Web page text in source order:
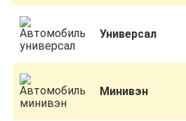
Универсал
Минивэн